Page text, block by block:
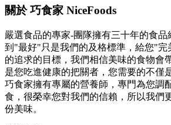
關於 巧食家 NiceFoods
嚴選食品的專家-團隊擁有三十年的食品
到"最好"只是我們的及格標準，給您"完
的追求的目標，我們相信美味的食物會
是您吃進健康的把關者，您需要的不僅
巧食家擁有專屬的營養師，專門為您調
食，很榮幸您對我們的信賴，所以我們
份美味。